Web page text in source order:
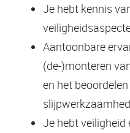
Je hebt kennis
Aantoonbare
(de-)monteren
en het
Je hebt